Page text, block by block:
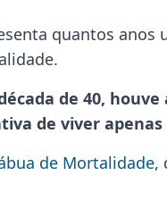
quantos anos
de 40, houve
de viver apenas
de Mortalidade,